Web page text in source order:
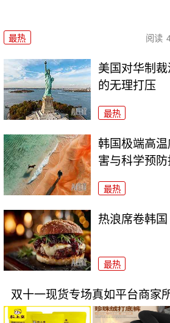
最热 阅读
美国对华制
的无理打压
最热
韩国极端高
害与科学预防
最热
热浪席卷韩
最热
双十一现货专场真如平台商家